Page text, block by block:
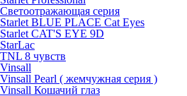
Светоотражающая серия
Starlet BLUE PLACE Cat Eyes
Starlet CAT'S EYE 9D
StarLac
TNL 8 чувств
Vinsall
Vinsall Pearl ( жемчужная серия )
Vinsall Кошачий глаз